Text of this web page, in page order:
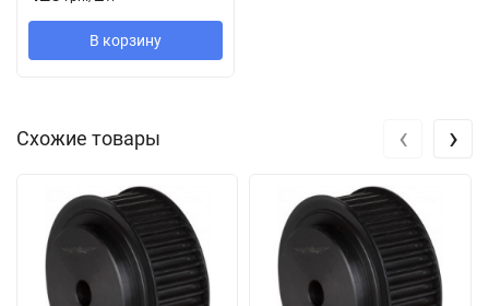
посадочного диаметра. Во втором случае, заказчик получает
шкив с отверстием под коническую втулку. Коническая втулка
В корзину
Схожие товары ‹ ›